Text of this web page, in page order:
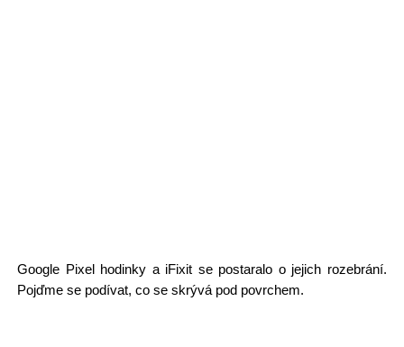
Google Pixel hodinky a iFixit se postaralo o jejich rozebrání.
Pojďme se podívat, co se skrývá pod povrchem.